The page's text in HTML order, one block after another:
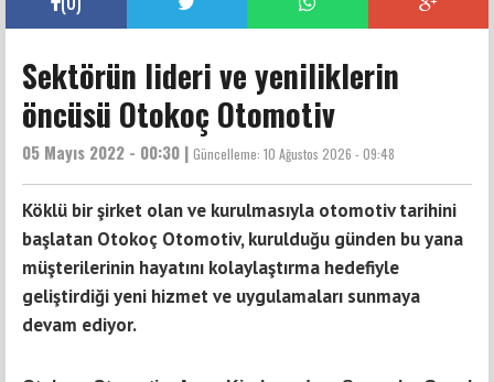
Sektörün lideri ve yeniliklerin
öncüsü Otokoç Otomotiv
05 Mayıs 2022 - 00:30 | Güncelleme: 10 Ağustos 2026 - 09:48
Köklü bir şirket olan ve kurulmasıyla otomotiv tarihini
başlatan Otokoç Otomotiv, kurulduğu günden bu yana
müşterilerinin hayatını kolaylaştırma hedefiyle
geliştirdiği yeni hizmet ve uygulamaları sunmaya
devam ediyor.